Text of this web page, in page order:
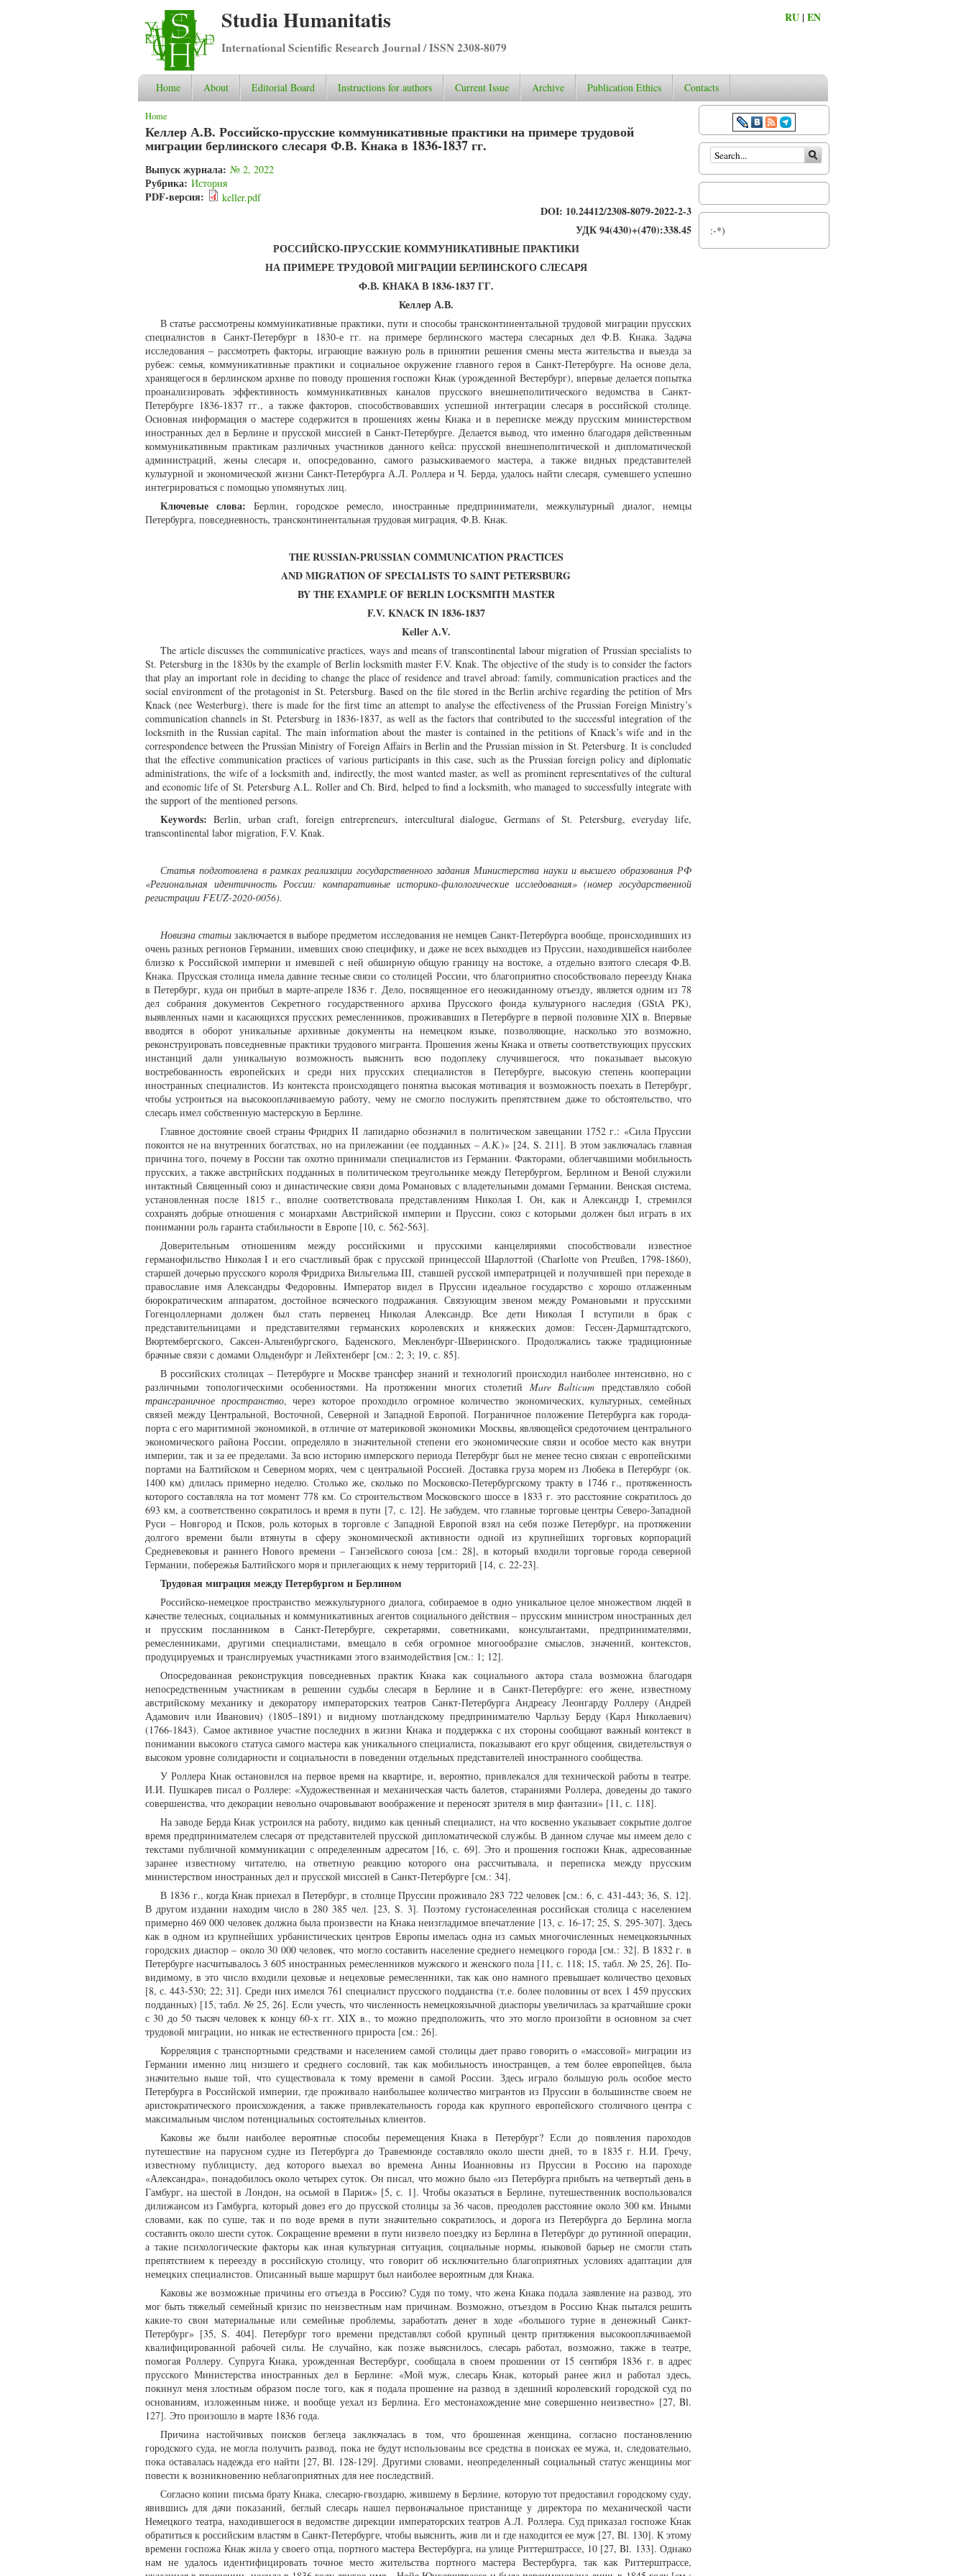
Studia Humanitatis
International Scientific Research Journal / ISSN 2308-8079
RU |EN
Home About Editorial Board Instructions for authors Current Issue Archive Publication Ethics Contacts
You are here
Home
Келлер А.В. Российско-прусские коммуникативные практики на примере трудовой
миграции берлинского слесаря Ф.В. Кнака в 1836-1837 гг.
Выпуск журнала: № 2, 2022
Рубрика: История
PDF-версия: keller.pdf
DOI: 10.24412/2308-8079-2022-2-3
УДК 94(430)+(470):338.45
РОССИЙСКО-ПРУССКИЕ КОММУНИКАТИВНЫЕ ПРАКТИКИ
НА ПРИМЕРЕ ТРУДОВОЙ МИГРАЦИИ БЕРЛИНСКОГО СЛЕСАРЯ
Ф.В. КНАКА В 1836-1837 ГГ.
Келлер А.В.
В статье рассмотрены коммуникативные практики, пути и способы трансконтинентальной трудовой миграции прусских
специалистов в Санкт-Петербург в 1830-е гг. на примере берлинского мастера слесарных дел Ф.В. Кнака. Задача
исследования – рассмотреть факторы, играющие важную роль в принятии решения смены места жительства и выезда за
рубеж: семья, коммуникативные практики и социальное окружение главного героя в Санкт-Петербурге. На основе дела,
хранящегося в берлинском архиве по поводу прошения госпожи Кнак (урожденной Вестербург), впервые делается попытка
проанализировать эффективность коммуникативных каналов прусского внешнеполитического ведомства в Санкт-
Петербурге 1836-1837 гг., а также факторов, способствовавших успешной интеграции слесаря в российской столице.
Основная информация о мастере содержится в прошениях жены Кнака и в переписке между прусским министерством
иностранных дел в Берлине и прусской миссией в Санкт-Петербурге. Делается вывод, что именно благодаря действенным
коммуникативным практикам различных участников данного кейса: прусской внешнеполитической и дипломатической
администраций, жены слесаря и, опосредованно, самого разыскиваемого мастера, а также видных представителей
культурной и экономической жизни Санкт-Петербурга А.Л. Роллера и Ч. Берда, удалось найти слесаря, сумевшего успешно
интегрироваться с помощью упомянутых лиц.
Ключевые слова: Берлин, городское ремесло, иностранные предприниматели, межкультурный диалог, немцы
Петербурга, повседневность, трансконтинентальная трудовая миграция, Ф.В. Кнак.
THE RUSSIAN-PRUSSIAN COMMUNICATION PRACTICES
AND MIGRATION OF SPECIALISTS TO SAINT PETERSBURG
BY THE EXAMPLE OF BERLIN LOCKSMITH MASTER
F.V. KNACK IN 1836-1837
Keller A.V.
The article discusses the communicative practices, ways and means of transcontinental labour migration of Prussian specialists to
St. Petersburg in the 1830s by the example of Berlin locksmith master F.V. Knak. The objective of the study is to consider the factors
that play an important role in deciding to change the place of residence and travel abroad: family, communication practices and the
social environment of the protagonist in St. Petersburg. Based on the file stored in the Berlin archive regarding the petition of Mrs
Knack (nee Westerburg), there is made for the first time an attempt to analyse the effectiveness of the Prussian Foreign Ministry’s
communication channels in St. Petersburg in 1836-1837, as well as the factors that contributed to the successful integration of the
locksmith in the Russian capital. The main information about the master is contained in the petitions of Knack’s wife and in the
correspondence between the Prussian Ministry of Foreign Affairs in Berlin and the Prussian mission in St. Petersburg. It is concluded
that the effective communication practices of various participants in this case, such as the Prussian foreign policy and diplomatic
administrations, the wife of a locksmith and, indirectly, the most wanted master, as well as prominent representatives of the cultural
and economic life of St. Petersburg A.L. Roller and Ch. Bird, helped to find a locksmith, who managed to successfully integrate with
the support of the mentioned persons.
Keywords: Berlin, urban craft, foreign entrepreneurs, intercultural dialogue, Germans of St. Petersburg, everyday life,
transcontinental labor migration, F.V. Knak.
Статья подготовлена в рамках реализации государственного задания Министерства науки и высшего образования РФ
«Региональная идентичность России: компаративные историко-филологические исследования» (номер государственной
регистрации FEUZ-2020-0056).
Новизна статьи заключается в выборе предметом исследования не немцев Санкт-Петербурга вообще, происходивших из
очень разных регионов Германии, имевших свою специфику, и даже не всех выходцев из Пруссии, находившейся наиболее
близко к Российской империи и имевшей с ней обширную общую границу на востоке, а отдельно взятого слесаря Ф.В.
Кнака. Прусская столица имела давние тесные связи со столицей России, что благоприятно способствовало переезду Кнака
в Петербург, куда он прибыл в марте-апреле 1836 г. Дело, посвященное его неожиданному отъезду, является одним из 78
дел собрания документов Секретного государственного архива Прусского фонда культурного наследия (GStA PK),
выявленных нами и касающихся прусских ремесленников, проживавших в Петербурге в первой половине XIX в. Впервые
вводятся в оборот уникальные архивные документы на немецком языке, позволяющие, насколько это возможно,
реконструировать повседневные практики трудового мигранта. Прошения жены Кнака и ответы соответствующих прусских
инстанций дали уникальную возможность выяснить всю подоплеку случившегося, что показывает высокую
востребованность европейских и среди них прусских специалистов в Петербурге, высокую степень кооперации
иностранных специалистов. Из контекста происходящего понятна высокая мотивация и возможность поехать в Петербург,
чтобы устроиться на высокооплачиваемую работу, чему не смогло послужить препятствием даже то обстоятельство, что
слесарь имел собственную мастерскую в Берлине.
Главное достояние своей страны Фридрих II лапидарно обозначил в политическом завещании 1752 г.: «Сила Пруссии
покоится не на внутренних богатствах, но на прилежании (ее подданных –А.К.)» [24, S. 211]. В этом заключалась главная
причина того, почему в России так охотно принимали специалистов из Германии. Факторами, облегчавшими мобильность
прусских, а также австрийских подданных в политическом треугольнике между Петербургом, Берлином и Веной служили
интактный Священный союз и династические связи дома Романовых с владетельными домами Германии. Венская система,
установленная после 1815 г., вполне соответствовала представлениям Николая I. Он, как и Александр I, стремился
сохранять добрые отношения с монархами Австрийской империи и Пруссии, союз с которыми должен был играть в их
понимании роль гаранта стабильности в Европе [10, с. 562-563].
Доверительным отношениям между российскими и прусскими канцеляриями способствовали известное
германофильство Николая I и его счастливый брак с прусской принцессой Шарлоттой (Charlotte von Preußen, 1798-1860),
старшей дочерью прусского короля Фридриха Вильгельма III, ставшей русской императрицей и получившей при переходе в
православие имя Александры Федоровны. Император видел в Пруссии идеальное государство с хорошо отлаженным
бюрократическим аппаратом, достойное всяческого подражания. Связующим звеном между Романовыми и прусскими
Гогенцоллернами должен был стать первенец Николая Александр. Все дети Николая I вступили в брак с
представительницами и представителями германских королевских и княжеских домов: Гессен-Дармштадтского,
Вюртембергского, Саксен-Альтенбургского, Баденского, Мекленбург-Шверинского. Продолжались также традиционные
брачные связи с домами Ольденбург и Лейхтенберг [см.: 2; 3; 19, с. 85].
В российских столицах – Петербурге и Москве трансфер знаний и технологий происходил наиболее интенсивно, но с
различными топологическими особенностями. На протяжении многих столетий Mare Balticum представляло собой
трансграничное пространство, через которое проходило огромное количество экономических, культурных, семейных
связей между Центральной, Восточной, Северной и Западной Европой. Пограничное положение Петербурга как города-
порта с его маритимной экономикой, в отличие от материковой экономики Москвы, являющейся средоточием центрального
экономического района России, определяло в значительной степени его экономические связи и особое место как внутри
империи, так и за ее пределами. За всю историю имперского периода Петербург был не менее тесно связан с европейскими
портами на Балтийском и Северном морях, чем с центральной Россией. Доставка груза морем из Любека в Петербург (ок.
1400 км) длилась примерно неделю. Столько же, сколько по Московско-Петербургскому тракту в 1746 г., протяженность
которого составляла на тот момент 778 км. Со строительством Московского шоссе в 1833 г. это расстояние сократилось до
693 км, а соответственно сократилось и время в пути [7, с. 12]. Не забудем, что главные торговые центры Северо-Западной
Руси – Новгород и Псков, роль которых в торговле с Западной Европой взял на себя позже Петербург, на протяжении
долгого времени были втянуты в сферу экономической активности одной из крупнейших торговых корпораций
Средневековья и раннего Нового времени – Ганзейского союза [см.: 28], в который входили торговые города северной
Германии, побережья Балтийского моря и прилегающих к нему территорий [14, с. 22-23].
Трудовая миграция между Петербургом и Берлином
Российско-немецкое пространство межкультурного диалога, собираемое в одно уникальное целое множеством людей в
качестве телесных, социальных и коммуникативных агентов социального действия – прусским министром иностранных дел
и прусским посланником в Санкт-Петербурге, секретарями, советниками, консультантами, предпринимателями,
ремесленниками, другими специалистами, вмещало в себя огромное многообразие смыслов, значений, контекстов,
продуцируемых и транслируемых участниками этого взаимодействия [см.: 1; 12].
Опосредованная реконструкция повседневных практик Кнака как социального актора стала возможна благодаря
непосредственным участникам в решении судьбы слесаря в Берлине и в Санкт-Петербурге: его жене, известному
австрийскому механику и декоратору императорских театров Санкт-Петербурга Андреасу Леонгарду Роллеру (Андрей
Адамович или Иванович) (1805–1891) и видному шотландскому предпринимателю Чарльзу Берду (Карл Николаевич)
(1766-1843). Самое активное участие последних в жизни Кнака и поддержка с их стороны сообщают важный контекст в
понимании высокого статуса самого мастера как уникального специалиста, показывают его круг общения, свидетельствуя о
высоком уровне солидарности и социальности в поведении отдельных представителей иностранного сообщества.
У Роллера Кнак остановился на первое время на квартире, и, вероятно, привлекался для технической работы в театре.
И.И. Пушкарев писал о Роллере: «Художественная и механическая часть балетов, стараниями Роллера, доведены до такого
совершенства, что декорации невольно очаровывают воображение и переносят зрителя в мир фантазии» [11, с. 118].
На заводе Берда Кнак устроился на работу, видимо как ценный специалист, на что косвенно указывает сокрытие долгое
время предпринимателем слесаря от представителей прусской дипломатической службы. В данном случае мы имеем дело с
текстами публичной коммуникации с определенным адресатом [16, с. 69]. Это и прошения госпожи Кнак, адресованные
заранее известному читателю, на ответную реакцию которого она рассчитывала, и переписка между прусским
министерством иностранных дел и прусской миссией в Санкт-Петербурге [см.: 34].
В 1836 г., когда Кнак приехал в Петербург, в столице Пруссии проживало 283 722 человек [см.: 6, с. 431-443; 36, S. 12].
В другом издании находим число в 280 385 чел. [23, S. 3]. Поэтому густонаселенная российская столица с населением
примерно 469 000 человек должна была произвести на Кнака неизгладимое впечатление [13, c. 16-17; 25, S. 295-307]. Здесь
как в одном из крупнейших урбанистических центров Европы имелась одна из самых многочисленных немецкоязычных
городских диаспор – около 30 000 человек, что могло составить население среднего немецкого города [см.: 32]. В 1832 г. в
Петербурге насчитывалось 3 605 иностранных ремесленников мужского и женского пола [11, с. 118; 15, табл. № 25, 26]. По-
видимому, в это число входили цеховые и нецеховые ремесленники, так как оно намного превышает количество цеховых
[8, с. 443-530; 22; 31]. Среди них имелся 761 специалист прусского подданства (т.е. более половины от всех 1 459 прусских
подданных) [15, табл. № 25, 26]. Если учесть, что численность немецкоязычной диаспоры увеличилась за кратчайшие сроки
с 30 до 50 тысяч человек к концу 60-х гг. XIX в., то можно предположить, что это могло произойти в основном за счет
трудовой миграции, но никак не естественного прироста [см.: 26].
Корреляция с транспортными средствами и населением самой столицы дает право говорить о «массовой» миграции из
Германии именно лиц низшего и среднего сословий, так как мобильность иностранцев, а тем более европейцев, была
значительно выше той, что существовала к тому времени в самой России. Здесь играло большую роль особое место
Петербурга в Российской империи, где проживало наибольшее количество мигрантов из Пруссии в большинстве своем не
аристократического происхождения, а также привлекательность города как крупного европейского столичного центра с
максимальным числом потенциальных состоятельных клиентов.
Каковы же были наиболее вероятные способы перемещения Кнака в Петербург? Если до появления пароходов
путешествие на парусном судне из Петербурга до Травемюнде составляло около шести дней, то в 1835 г. Н.И. Гречу,
известному публицисту, дед которого выехал во времена Анны Иоанновны из Пруссии в Россию на пароходе
«Александра», понадобилось около четырех суток. Он писал, что можно было «из Петербурга прибыть на четвертый день в
Гамбург, на шестой в Лондон, на осьмой в Париж» [5, с. 1]. Чтобы оказаться в Берлине, путешественник воспользовался
дилижансом из Гамбурга, который довез его до прусской столицы за 36 часов, преодолев расстояние около 300 км. Иными
словами, как по суше, так и по воде время в пути значительно сократилось, и дорога из Петербурга до Берлина могла
составить около шести суток. Сокращение времени в пути низвело поездку из Берлина в Петербург до рутинной операции,
а такие психологические факторы как иная культурная ситуация, социальные нормы, языковой барьер не смогли стать
препятствием к переезду в российскую столицу, что говорит об исключительно благоприятных условиях адаптации для
немецких специалистов. Описанный выше маршрут был наиболее вероятным для Кнака.
Каковы же возможные причины его отъезда в Россию? Судя по тому, что жена Кнака подала заявление на развод, это
мог быть тяжелый семейный кризис по неизвестным нам причинам. Возможно, отъездом в Россию Кнак пытался решить
какие-то свои материальные или семейные проблемы, заработать денег в ходе «большого турне в денежный Санкт-
Петербург» [35, S. 404]. Петербург того времени представлял собой крупный центр притяжения высокооплачиваемой
квалифицированной рабочей силы. Не случайно, как позже выяснилось, слесарь работал, возможно, также в театре,
помогая Роллеру. Супруга Кнака, урожденная Вестербург, сообщала в своем прошении от 15 сентября 1836 г. в адрес
прусского Министерства иностранных дел в Берлине: «Мой муж, слесарь Кнак, который ранее жил и работал здесь,
покинул меня злостным образом после того, как я подала прошение на развод в здешний королевский городской суд по
основаниям, изложенным ниже, и вообще уехал из Берлина. Его местонахождение мне совершенно неизвестно» [27, Bl.
127]. Это произошло в марте 1836 года.
Причина настойчивых поисков беглеца заключалась в том, что брошенная женщина, согласно постановлению
городского суда, не могла получить развод, пока не будут использованы все средства в поисках ее мужа, и, следовательно,
пока оставалась надежда его найти [27, Bl. 128-129]. Другими словами, неопределенный социальный статус женщины мог
повести к возникновению неблагоприятных для нее последствий.
Согласно копии письма брату Кнака, слесарю-гвоздарю, жившему в Берлине, которую тот предоставил городскому суду,
явившись для дачи показаний, беглый слесарь нашел первоначальное пристанище у директора по механической части
Немецкого театра, находившегося в ведомстве дирекции императорских театров А.Л. Роллера. Суд приказал госпоже Кнак
обратиться к российским властям в Санкт-Петербурге, чтобы выяснить, жив ли и где находится ее муж [27, Bl. 130]. К этому
времени госпожа Кнак жила у своего отца, портного мастера Вестербурга, на улице Риттерштрассе, 10 [27, Bl. 133]. Однако
нам не удалось идентифицировать точное место жительства портного мастера Вестербурга, так как Риттерштрассе,
Search form
:-*)